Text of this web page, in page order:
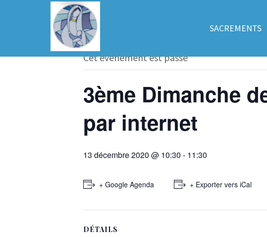
SACREMENTS
« Tous les Évènements
Cet évènement est passé
3ème Dimanche
par internet
13 décembre 2020 @ 10:30 - 11:30
+ Google Agenda + Exporter vers iCal
DÉTAILS